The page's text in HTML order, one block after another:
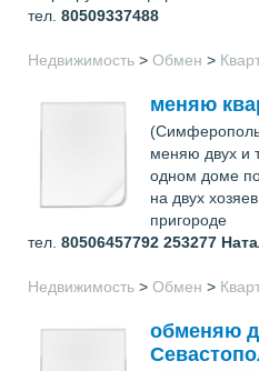
тел. 80509337488
Недвижимость > Обмен >
меняю
меняю двух и
одном доме
на двух
пригороде
тел. 80506457792 253277
Недвижимость > Обмен >
обменяю